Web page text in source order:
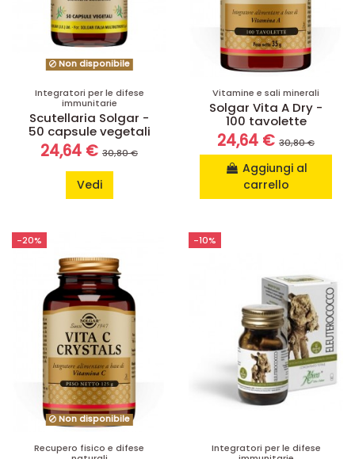
Non disponibile
Integratori per le difese
immunitarie
Scutellaria Solgar -
50 capsule vegetali
24,64 € 30,80 €
Vedi
Vitamine e sali minerali
Solgar Vita A Dry -
100 tavolette
24,64 € 30,80 €
Aggiungi al
carrello
-20%
Non disponibile
Recupero fisico e difese
-10%
Integratori per le difese